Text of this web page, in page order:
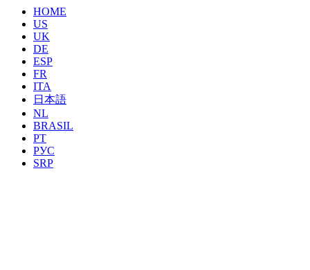
HOME
US
UK
DE
ESP
FR
ITA
日本語
NL
BRASIL
PT
РУС
SRP